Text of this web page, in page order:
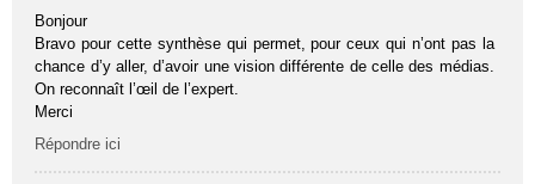
Bonjour
Bravo pour cette synthèse qui permet, pour ceux qui n’ont pas la
chance d’y aller, d’avoir une vision différente de celle des médias.
On reconnaît l’œil de l’expert.
Merci
Répondre ici